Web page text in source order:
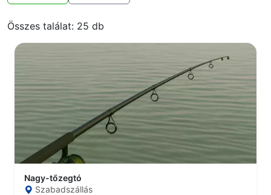
Összes találat: 25 db
Nagy-tőzegtó
Szabadszállás